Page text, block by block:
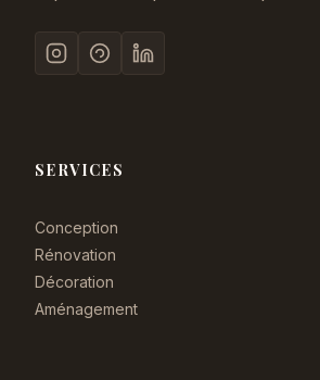
SERVICES
Conception
Rénovation
Décoration
Aménagement